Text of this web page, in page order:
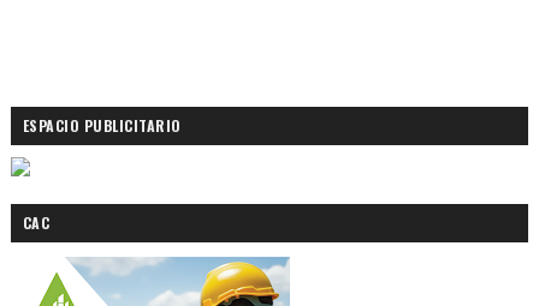
ESPACIO PUBLICITARIO
CAC